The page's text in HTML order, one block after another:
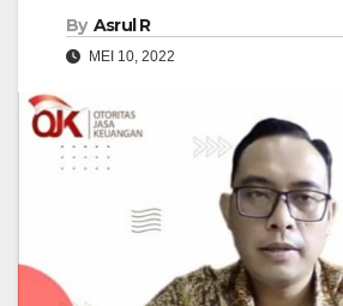
By Asrul R
MEI 10, 2022